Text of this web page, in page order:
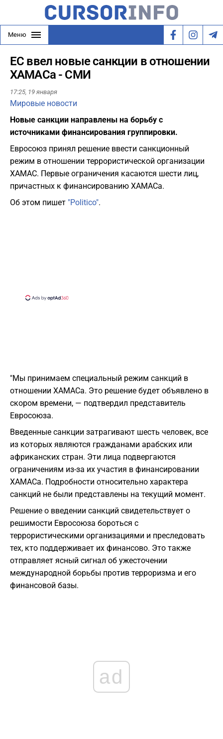
Меню
ЕС ввел новые санкции в отношении
ХАМАСа - СМИ
17:25, 19 января
Мировые новости
Новые санкции направлены на борьбу с
источниками финансирования группировки.
Евросоюз принял решение ввести санкционный
режим в отношении террористической организации
ХАМАС. Первые ограничения касаются шести лиц,
причастных к финансированию ХАМАСа.
Об этом пишет "Politico".
"Мы принимаем специальный режим санкций в
отношении ХАМАСа. Это решение будет объявлено в
скором времени, — подтвердил представитель
Евросоюза.
Введенные санкции затрагивают шесть человек, все
из которых являются гражданами арабских или
африканских стран. Эти лица подвергаются
ограничениям из-за их участия в финансировании
ХАМАСа. Подробности относительно характера
санкций не были представлены на текущий момент.
Решение о введении санкций свидетельствует о
решимости Евросоюза бороться с
террористическими организациями и преследовать
тех, кто поддерживает их финансово. Это также
отправляет ясный сигнал об ужесточении
международной борьбы против терроризма и его
финансовой базы.
ad